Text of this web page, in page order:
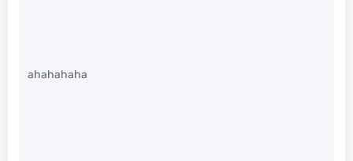
ahahahaha